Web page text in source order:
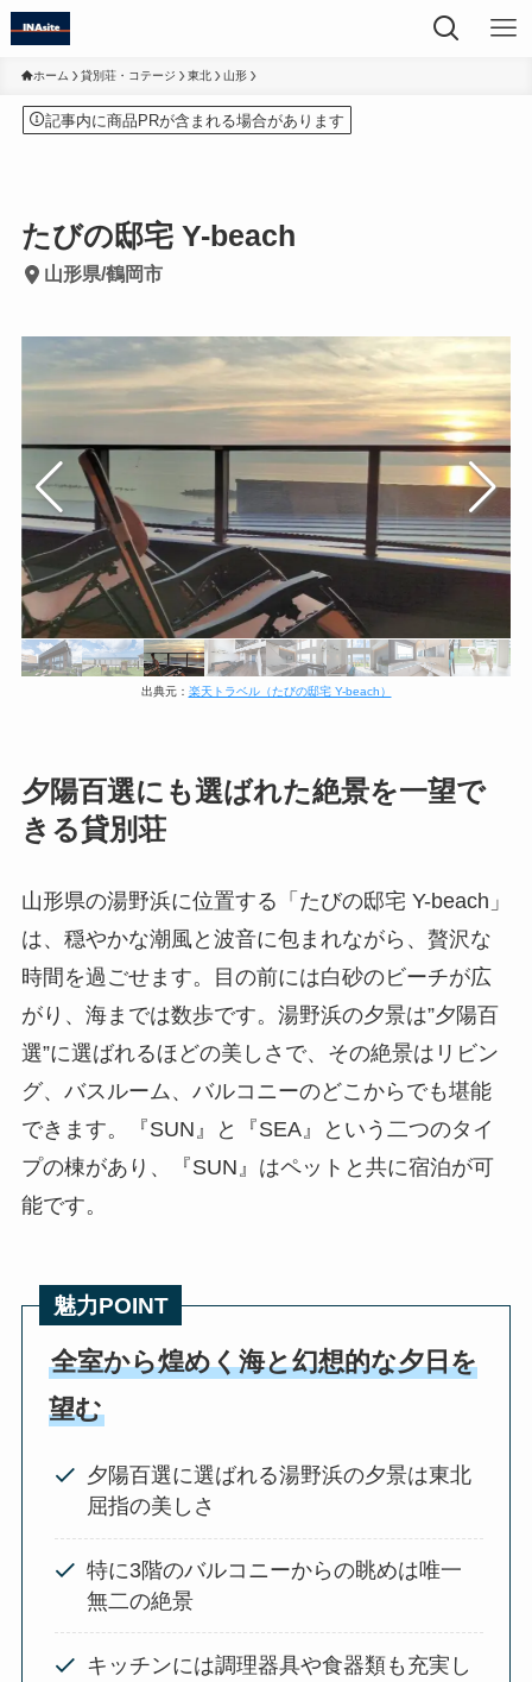
ホーム 貸別荘・コテージ 東北 山形
記事内に商品PRが含まれる場合があります
たびの邸宅 Y-beach
山形県/鶴岡市
出典元： 楽天トラベル（たびの邸宅 Y-beach）
夕陽百選にも選ばれた絶景を一望で
きる貸別荘
山形県の湯野浜に位置する「たびの邸宅 Y-beach」
は、穏やかな潮風と波音に包まれながら、贅沢な
時間を過ごせます。目の前には白砂のビーチが広
がり、海までは数歩です。湯野浜の夕景は”夕陽百
選”に選ばれるほどの美しさで、その絶景はリビン
グ、バスルーム、バルコニーのどこからでも堪能
できます。『SUN』と『SEA』という二つのタイ
プの棟があり、『SUN』はペットと共に宿泊が可
能です。
魅力POINT
全室から煌めく海と幻想的な夕日を
望む
夕陽百選に選ばれる湯野浜の夕景は東北
屈指の美しさ
特に3階のバルコニーからの眺めは唯一
無二の絶景
キッチンには調理器具や食器類も充実し